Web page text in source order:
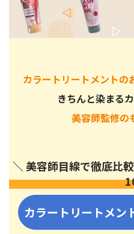
毎日使用しても大丈夫？
白髪染めヘアカラートリ
ヘアカラートリートメン
カラートリートメントをう
をキープしよう！
カラートリートメントの
きちんと染まる
美容師監修の
＼ 美容師目線で徹底比
カラートリートメン